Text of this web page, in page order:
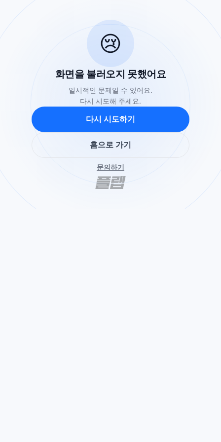
😢
화면을 불러오지 못했어요
일시적인 문제일 수 있어요.
다시 시도해 주세요.
다시 시도하기
홈으로 가기
문의하기